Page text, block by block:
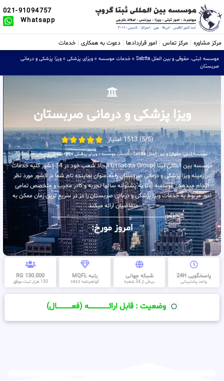
021-91094757
Whatsapp
مرکز مشاوره مرکز تماس امور قراردادها دعوت به همکاری خدمات
موسسه ثبتی، حقوقی و بین الملل Sabtta » خدمات موسسه » ویزای پزشکی » ویزا پزشکی و درمانی
صربستان
ویزا پزشکی و درمانی صربستان
(5/5) 1513 امتیاز
موسسه ثبتی، حقوقی و بین الملل Sabtta »خدمات موسسه»ویزای پزشکی»ویزا پزشکی و درمانی صربستان
موسسه بین المللی ثبتا (Sabtta Group) با ایجاد شعب خود در 34 کشور کلیه خدمات
در زمینه ویزا پزشکی و درمانی صربستان را به عنوان نماینده تام شما در کشور مورد نظر
انجام میدهد . موسسه ثبتا به پشتوانه سالها تجربه و کادر مجرب و متخصص تمامی
امور مربوط به خدمات ویزا پزشکی و درمانی صربستان را در در سریع ترین زمان ممکن به
متقاضیان ارائه میکند .
امروز مورخ:
پاسخگویی 24H
واحد پشتیبانی
شبکه جهانی
بیش از 34 شعبه
رتبه MQFL
گواهینامه cess
130.000 RG
130 هزار ثبت موفق
وضعیت : قابل ارائــــــــــــــــــــه (فعـــــــــــــــال)